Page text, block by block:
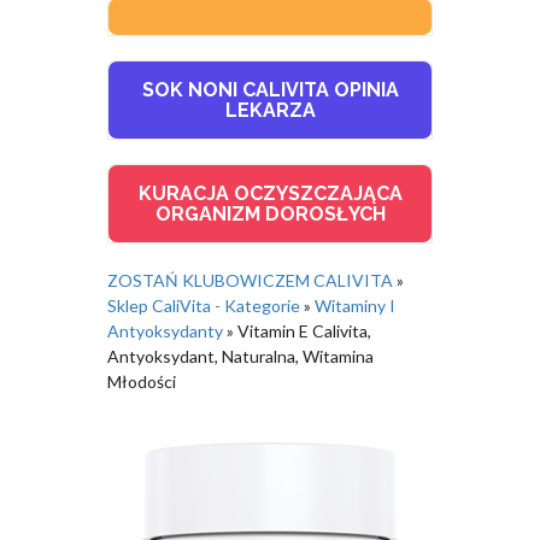
SOK NONI CALIVITA OPINIA
LEKARZA
KURACJA OCZYSZCZAJĄCA
ORGANIZM DOROSŁYCH
ZOSTAŃ KLUBOWICZEM CALIVITA »
Sklep CaliVita - Kategorie» Witaminy I
Antyoksydanty» Vitamin E Calivita,
Antyoksydant, Naturalna, Witamina
Młodości